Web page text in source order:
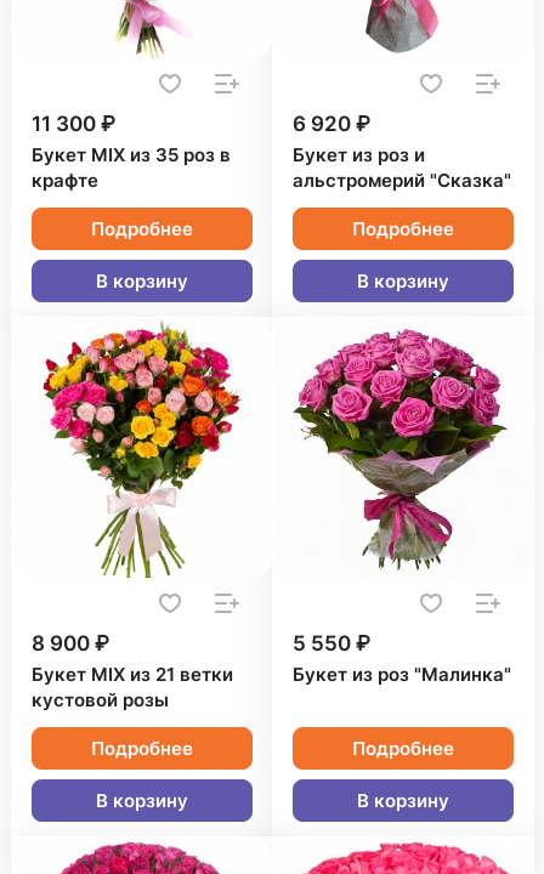
11 300 ₽
Букет MIX из 35 роз в
крафте
Подробнее
В корзину
6 920 ₽
Букет из роз и
альстромерий "Сказка"
Подробнее
В корзину
8 900 ₽
Букет MIX из 21 ветки
кустовой розы
Подробнее
В корзину
5 550 ₽
Букет из роз "Малинка"
Подробнее
В корзину